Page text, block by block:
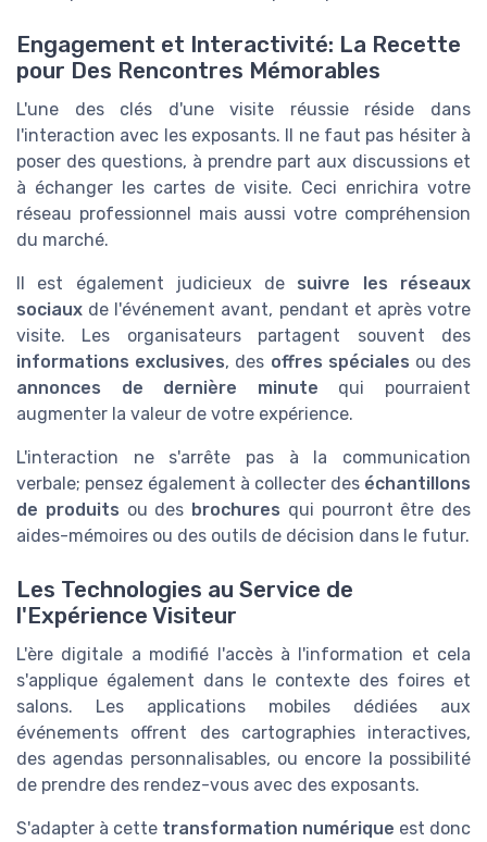
Engagement et Interactivité: La Recette
pour Des Rencontres Mémorables
L'une des clés d'une visite réussie réside dans
l'interaction avec les exposants. Il ne faut pas hésiter à
poser des questions, à prendre part aux discussions et
à échanger les cartes de visite. Ceci enrichira votre
réseau professionnel mais aussi votre compréhension
du marché.
Il est également judicieux de suivre les réseaux
sociaux de l'événement avant, pendant et après votre
visite. Les organisateurs partagent souvent des
informations exclusives, des offres spéciales ou des
annonces de dernière minute qui pourraient
augmenter la valeur de votre expérience.
L'interaction ne s'arrête pas à la communication
verbale; pensez également à collecter des échantillons
de produits ou des brochures qui pourront être des
aides-mémoires ou des outils de décision dans le futur.
Les Technologies au Service de
l'Expérience Visiteur
L'ère digitale a modifié l'accès à l'information et cela
s'applique également dans le contexte des foires et
salons. Les applications mobiles dédiées aux
événements offrent des cartographies interactives,
des agendas personnalisables, ou encore la possibilité
de prendre des rendez-vous avec des exposants.
S'adapter à cette transformation numérique est donc